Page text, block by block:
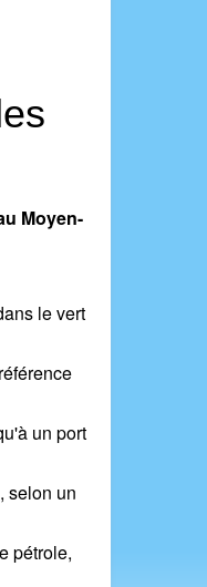
Moyen-
le vert
un port
selon un
pétrole,